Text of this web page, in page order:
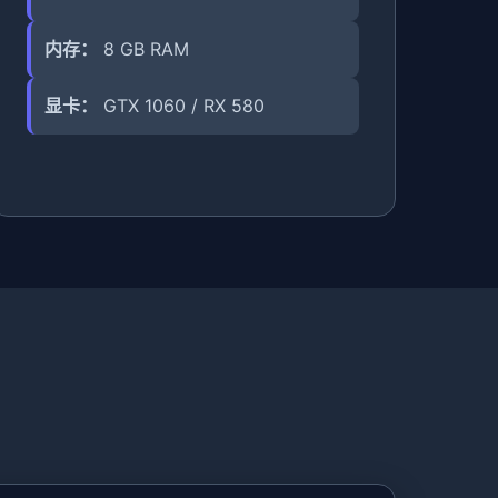
内存： 8 GB RAM
显卡： GTX 1060 / RX 580